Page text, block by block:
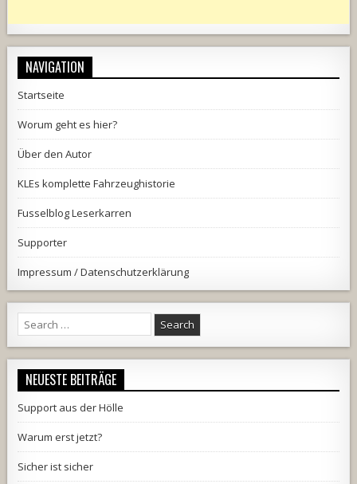
NAVIGATION
Startseite
Worum geht es hier?
Über den Autor
KLEs komplette Fahrzeughistorie
Fusselblog Leserkarren
Supporter
Impressum / Datenschutzerklärung
Search
for:
NEUESTE BEITRÄGE
Support aus der Hölle
Warum erst jetzt?
Sicher ist sicher